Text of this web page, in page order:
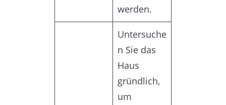
werden.
Untersuche
n Sie das
Haus
gründlich,
um